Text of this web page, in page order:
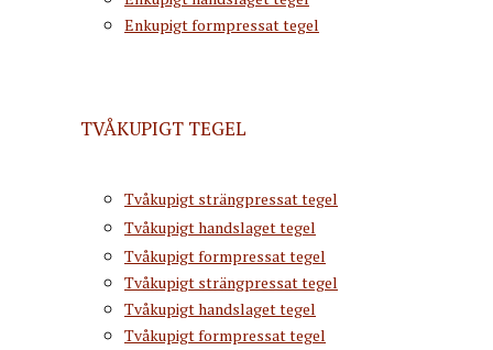
Enkupigt formpressat tegel
TVÅKUPIGT TEGEL
Tvåkupigt strängpressat tegel
Tvåkupigt handslaget tegel
Tvåkupigt formpressat tegel
Tvåkupigt strängpressat tegel
Tvåkupigt handslaget tegel
Tvåkupigt formpressat tegel